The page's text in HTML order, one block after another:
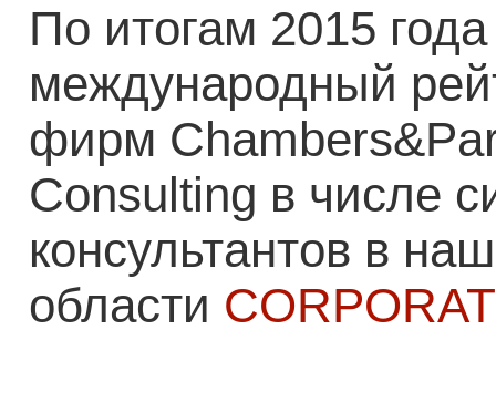
По итогам 2015
международный
фирм
Consulting в числе
консультантов в
области